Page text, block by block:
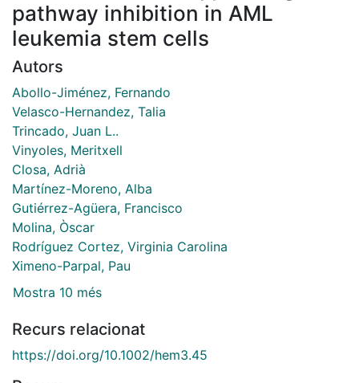
pathway inhibition in AML
leukemia stem cells
Autors
Abollo-Jiménez, Fernando
Velasco-Hernandez, Talia
Trincado, Juan L..
Vinyoles, Meritxell
Closa, Adrià
Martínez-Moreno, Alba
Gutiérrez-Agüera, Francisco
Molina, Òscar
Rodríguez Cortez, Virginia Carolina
Ximeno-Parpal, Pau
Mostra 10 més
Recurs relacionat
https://doi.org/10.1002/hem3.45